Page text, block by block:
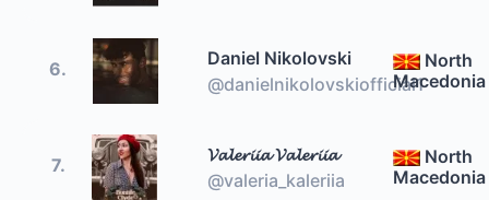
6.
Daniel Nikolovski
@danielnikolovskiofficial1
North
Macedonia
7.
𝓥𝓪𝓵𝓮𝓻𝓲𝓲𝓪 𝓥𝓪𝓵𝓮𝓻𝓲𝓲𝓪
@valeria_kaleriia
North
Macedonia